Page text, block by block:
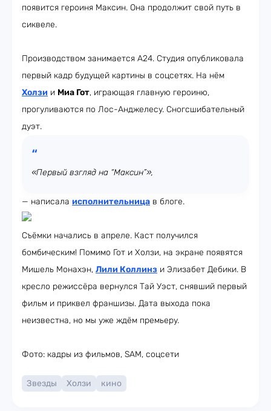
появится героиня Максин. Она продолжит свой путь в
сиквеле.
Производством занимается A24. Студия опубликовала
первый кадр будущей картины в соцсетях. На нём
Холзи и Миа Гот, играющая главную героиню,
прогуливаются по Лос-Анджелесу. Сногсшибательный
дуэт.
«Первый взгляд на “Максин”»,
— написала исполнительница в блоге.
Съёмки начались в апреле. Каст получился
бомбическим! Помимо Гот и Холзи, на экране появятся
Мишель Монахэн, Лили Коллинз и Элизабет Дебики. В
кресло режиссёра вернулся Тай Уэст, снявший первый
фильм и приквел франшизы. Дата выхода пока
неизвестна, но мы уже ждём премьеру.
Фото: кадры из фильмов, SAM, соцсети
Звезды Холзи кино